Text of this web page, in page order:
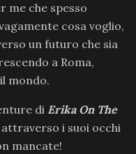
me che spesso
cosa voglio,
un futuro che sia
a Roma,
mondo.
di Erika On The
i suoi occhi
mancate!